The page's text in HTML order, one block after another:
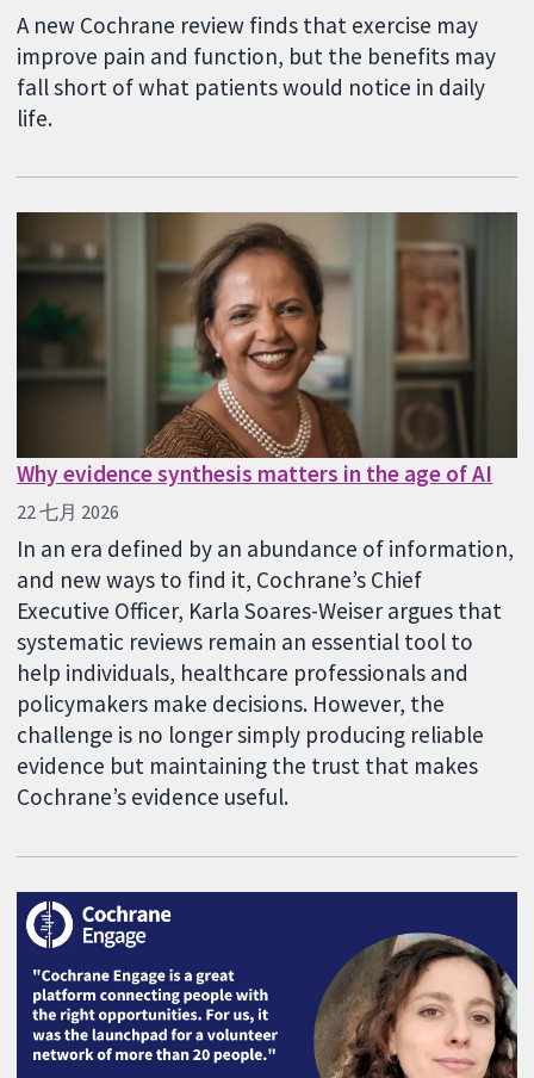
A new Cochrane review finds that exercise may
improve pain and function, but the benefits may
fall short of what patients would notice in daily
life.
Why evidence synthesis matters in the age of AI
22 七月 2026
In an era defined by an abundance of information,
and new ways to find it, Cochrane’s Chief
Executive Officer, Karla Soares-Weiser argues that
systematic reviews remain an essential tool to
help individuals, healthcare professionals and
policymakers make decisions. However, the
challenge is no longer simply producing reliable
evidence but maintaining the trust that makes
Cochrane’s evidence useful.